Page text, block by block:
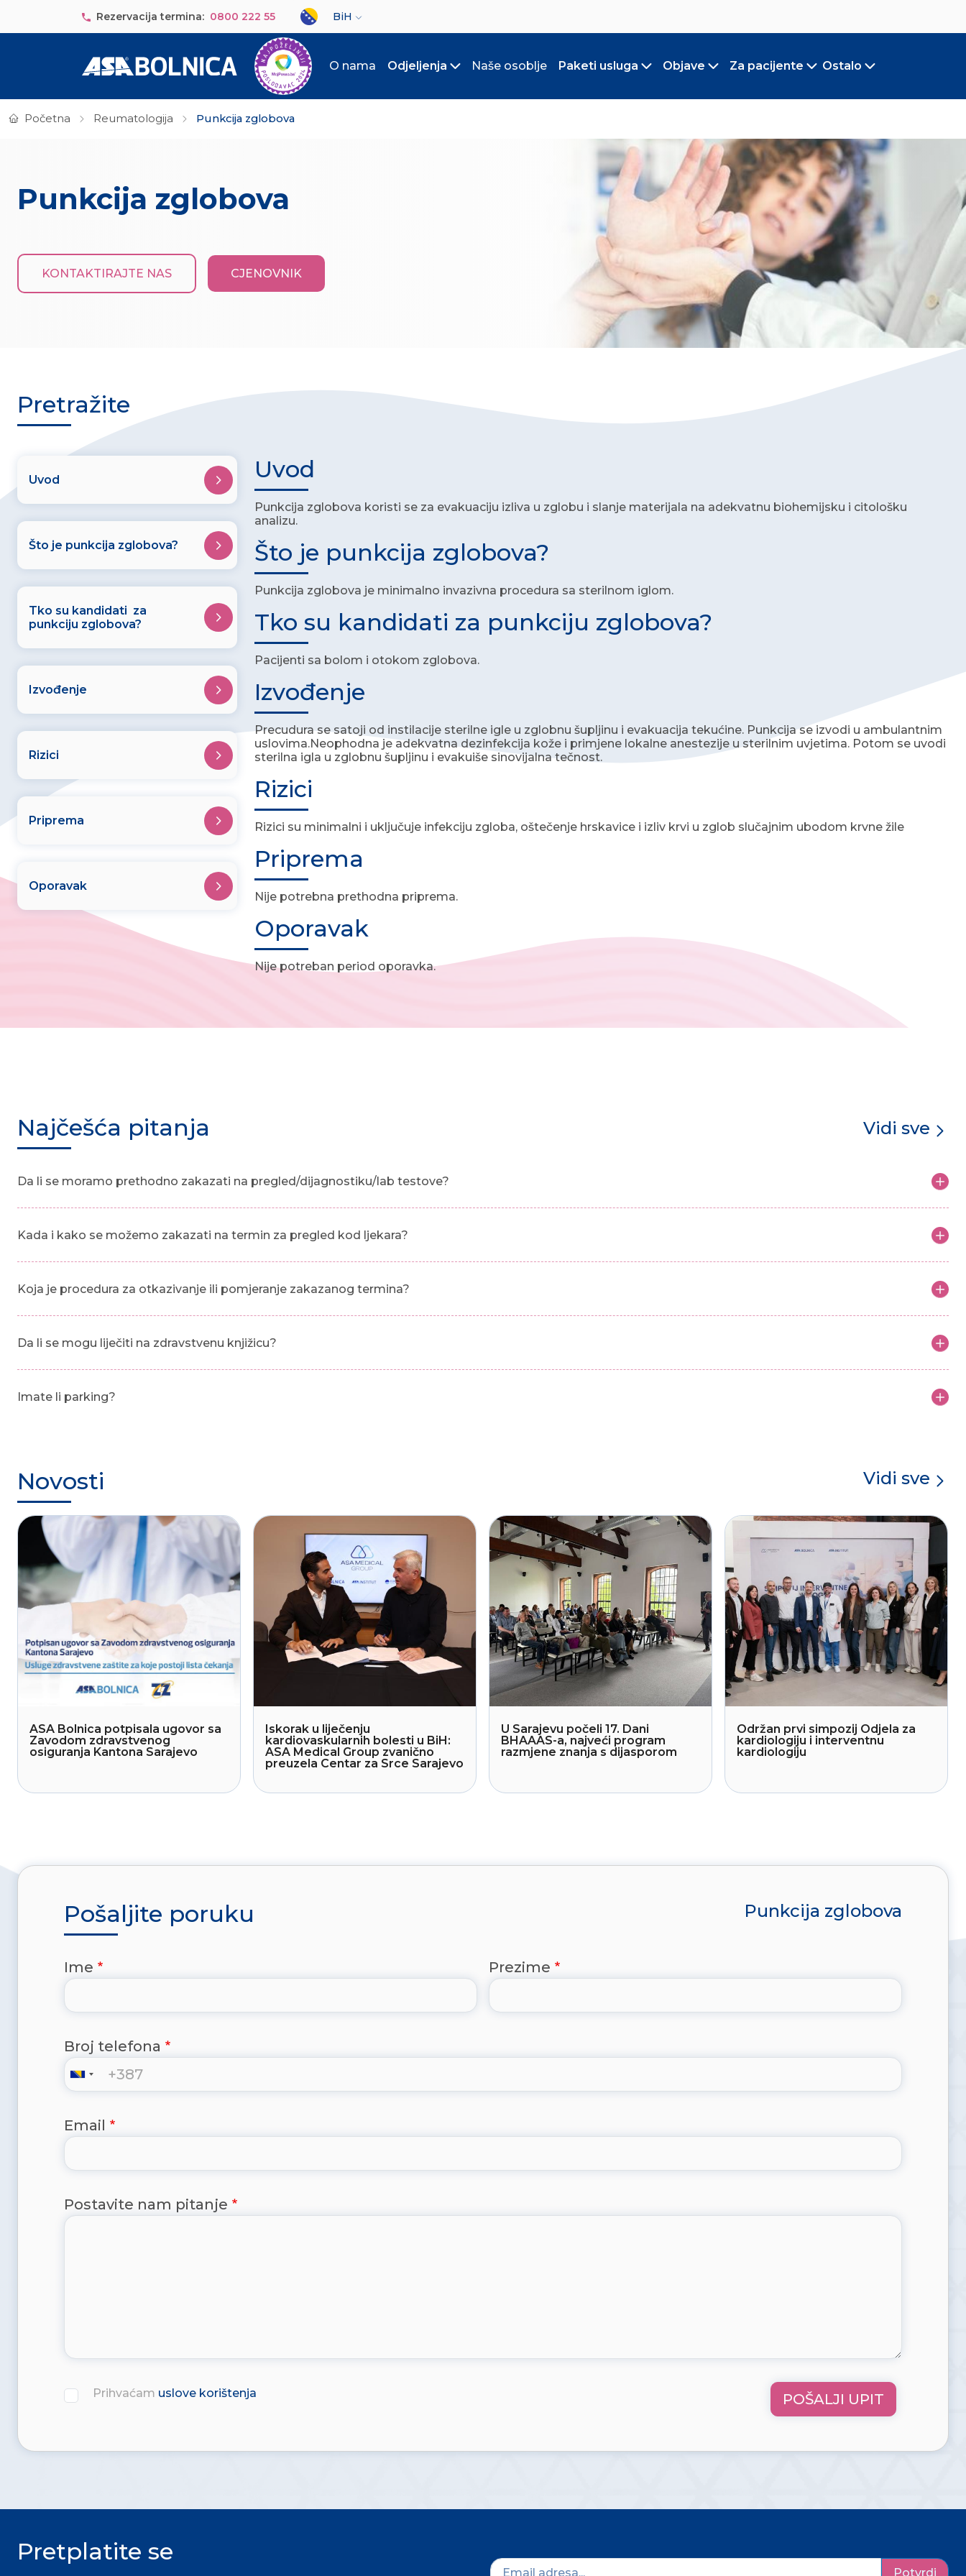
Rezervacija termina: 0800 222 55
Select your language
BiH
O nama Odjeljenja
Toggle submenu
Naše osoblje Paketi usluga
Toggle submenu
Objave
Toggle submenu
Za pacijente
Toggle submenu
Ostalo
Toggle
Početna Reumatologija Punkcija zglobova
Punkcija zglobova
KONTAKTIRAJTE NAS CJENOVNIK
Pretražite
Uvod
Što je punkcija zglobova?
Tko su kandidati za
punkciju zglobova?
Izvođenje
Rizici
Priprema
Oporavak
Uvod
Punkcija zglobova koristi se za evakuaciju izliva u zglobu i slanje materijala na adekvatnu biohemijsku i citološku
analizu.
Što je punkcija zglobova?
Punkcija zglobova je minimalno invazivna procedura sa sterilnom iglom.
Tko su kandidati za punkciju zglobova?
Pacijenti sa bolom i otokom zglobova.
Izvođenje
Precudura se satoji od instilacije sterilne igle u zglobnu šupljinu i evakuacija tekućine. Punkcija se izvodi u ambulantnim
uslovima.Neophodna je adekvatna dezinfekcija kože i primjene lokalne anestezije u sterilnim uvjetima. Potom se uvodi
sterilna igla u zglobnu šupljinu i evakuiše sinovijalna tečnost.
Rizici
Rizici su minimalni i uključuje infekciju zgloba, oštečenje hrskavice i izliv krvi u zglob slučajnim ubodom krvne žile
Priprema
Nije potrebna prethodna priprema.
Oporavak
Nije potreban period oporavka.
Najčešća pitanja Vidi sve
Da li se moramo prethodno zakazati na pregled/dijagnostiku/lab testove?
Kada i kako se možemo zakazati na termin za pregled kod ljekara?
Koja je procedura za otkazivanje ili pomjeranje zakazanog termina?
Da li se mogu liječiti na zdravstvenu knjižicu?
Imate li parking?
Novosti Vidi sve
ASA Bolnica potpisala ugovor sa
Zavodom zdravstvenog
osiguranja Kantona Sarajevo
Iskorak u liječenju
kardiovaskularnih bolesti u BiH:
ASA Medical Group zvanično
preuzela Centar za Srce Sarajevo
U Sarajevu počeli 17. Dani
BHAAAS-a, najveći program
razmjene znanja s dijasporom
Održan prvi simpozij Odjela za
kardiologiju i interventnu
kardiologiju
Pošaljite poruku Punkcija zglobova
Ime Prezime
Broj telefona
Email
Postavite nam pitanje
Prihvaćam uslove korištenja POŠALJI UPIT
Pretplatite se
Potvrdi